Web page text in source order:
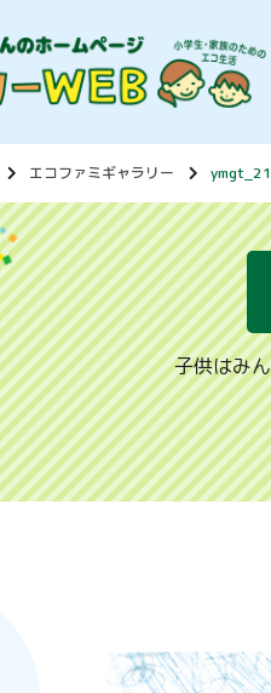
エコファミギャラリー
子供はみ